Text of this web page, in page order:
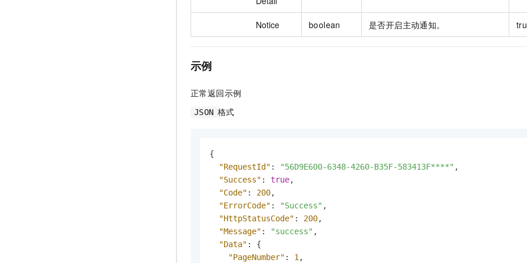
Notice boolean 是否开启主动通知。
示例
正常返回示例
JSON 格式
{
"RequestId" : "56D9E600-6348-4260-B35F-583413F****" ,
"Success" : true,
"Code" : 200,
"ErrorCode" : "Success" ,
"HttpStatusCode" : 200,
"Message" : "success" ,
"Data" :
{
"PageNumber" : 1 ,